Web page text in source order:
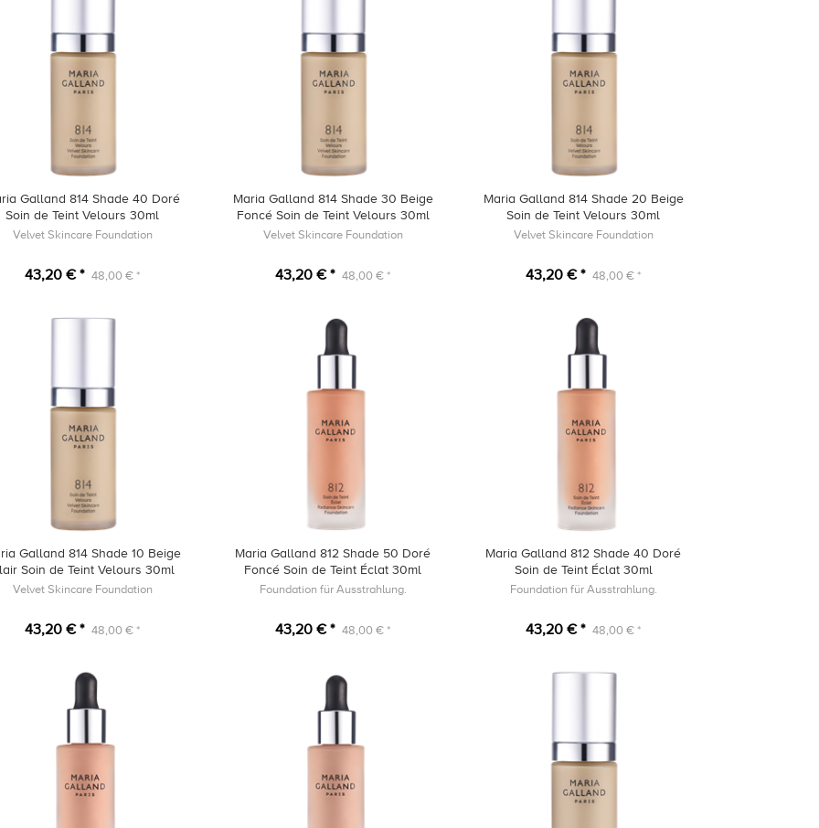
Galland 814 Shade 40 Doré
Soin de Teint Velours 30ml
Velvet Skincare Foundation
43,20 € * 48,00 € *
Maria Galland 814 Shade 30 Beige
Foncé Soin de Teint Velours 30ml
Velvet Skincare Foundation
43,20 € * 48,00 € *
Maria Galland 814 Shade 20 Beige
Soin de Teint Velours 30ml
Velvet Skincare Foundation
43,20 € * 48,00 € *
Galland 814 Shade 10 Beige
Soin de Teint Velours 30ml
Velvet Skincare Foundation
43,20 € * 48,00 € *
Maria Galland 812 Shade 50 Doré
Foncé Soin de Teint Éclat 30ml
Foundation für Ausstrahlung.
43,20 € * 48,00 € *
Maria Galland 812 Shade 40 Doré
Soin de Teint Éclat 30ml
Foundation für Ausstrahlung.
43,20 € * 48,00 € *